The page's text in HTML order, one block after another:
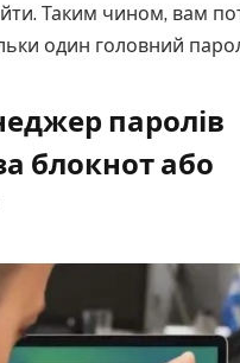
Таким чином, вам
один головний
паролів
блокнот або